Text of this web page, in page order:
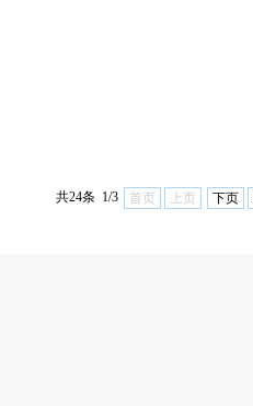
共24条 1/3 首页 上页 下页